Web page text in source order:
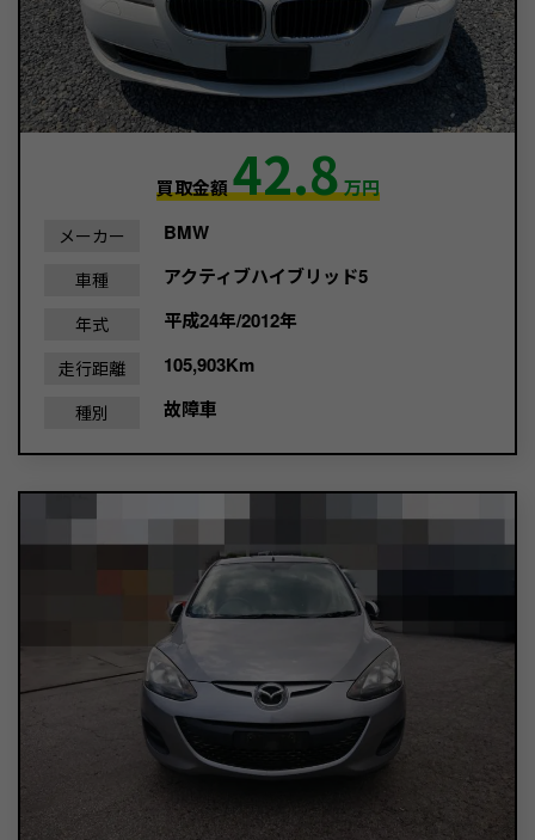
買取金額42.8万円
メーカー BMW
車種 アクティブハイブリッド5
年式 平成24年/2012年
走行距離 105,903Km
種別 故障車